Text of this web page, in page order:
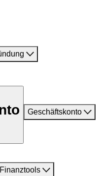
Geschäftskonto
Finanztools